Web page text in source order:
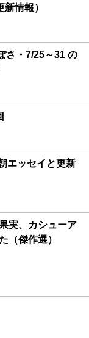
情報）
さ・7/25～31 の
エッセイと更新
実、カシューア
（傑作選）